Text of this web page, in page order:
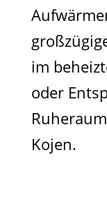
im
oder
Kojen.